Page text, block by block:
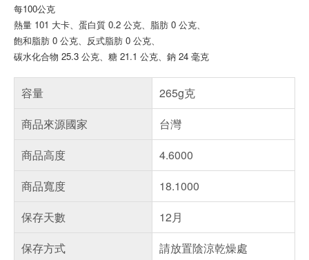
每100公克
熱量 101 大卡、蛋白質 0.2 公克、脂肪 0 公克、
飽和脂肪 0 公克、反式脂肪 0 公克、
碳水化合物 25.3 公克、糖 21.1 公克、鈉 24 毫克
容量
265g克
商品來源國家
台灣
商品高度
4.6000
商品寬度
18.1000
保存天數
12月
保存方式
請放置陰涼乾燥處